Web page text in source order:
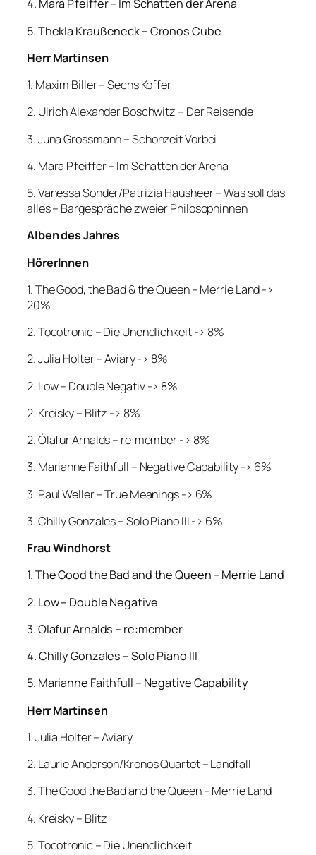
4. Mara Pfeiffer – Im Schatten der Arena
5. Thekla Kraußeneck – Cronos Cube
Herr Martinsen
1. Maxim Biller – Sechs Koffer
2. Ulrich Alexander Boschwitz – Der Reisende
3. Juna Grossmann – Schonzeit Vorbei
4. Mara Pfeiffer – Im Schatten der Arena
5. Vanessa Sonder/Patrizia Hausheer – Was soll das
alles – Bargespräche zweier Philosophinnen
Alben des Jahres
HörerInnen
1. The Good, the Bad & the Queen – Merrie Land ->
20%
2. Tocotronic – Die Unendlichkeit -> 8%
2. Julia Holter – Aviary -> 8%
2. Low – Double Negativ -> 8%
2. Kreisky – Blitz -> 8%
2. Ólafur Arnalds – re:member -> 8%
3. Marianne Faithfull – Negative Capability -> 6%
3. Paul Weller – True Meanings -> 6%
3. Chilly Gonzales – Solo Piano III -> 6%
Frau Windhorst
1. The Good the Bad and the Queen – Merrie Land
2. Low – Double Negative
3. Olafur Arnalds – re:member
4. Chilly Gonzales – Solo Piano III
5. Marianne Faithfull – Negative Capability
Herr Martinsen
1. Julia Holter – Aviary
2. Laurie Anderson/Kronos Quartet – Landfall
3. The Good the Bad and the Queen – Merrie Land
4. Kreisky – Blitz
5. Tocotronic – Die Unendlichkeit